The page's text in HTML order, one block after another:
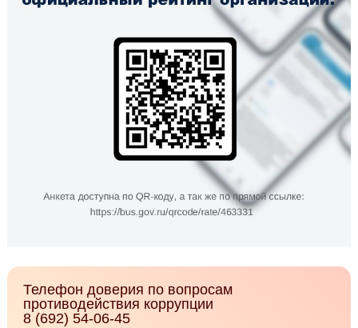
Телефон доверия по вопросам
противодействия коррупции
8 (692) 54-06-45